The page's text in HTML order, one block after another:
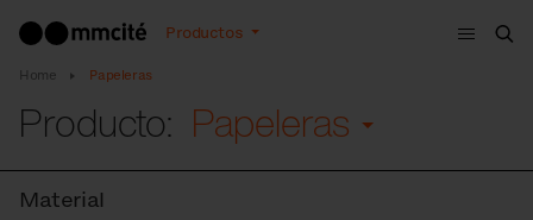
Productos
Menú
Home Papeleras
Producto: Papeleras
Material